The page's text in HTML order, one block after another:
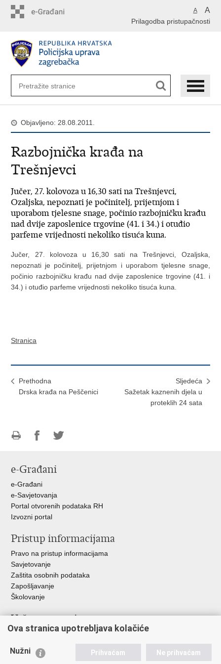
A A
Prilagodba pristupačnosti
Objavljeno: 28.08.2011.
Razbojnička krađa na
Trešnjevci
Jučer, 27. kolovoza u 16,30 sati na Trešnjevci,
Ozaljska, nepoznati je počinitelj, prijetnjom i
uporabom tjelesne snage, počinio razbojničku krađu
nad dvije zaposlenice trgovine (41. i 34.) i otuđio
parfeme vrijednosti nekoliko tisuća kuna.
Jučer, 27. kolovoza u 16,30 sati na Trešnjevci, Ozaljska,
nepoznati je počinitelj, prijetnjom i uporabom tjelesne snage,
počinio razbojničku krađu nad dvije zaposlenice trgovine (41. i
34.) i otuđio parfeme vrijednosti nekoliko tisuća kuna.
Stranica
Prethodna
Drska krađa na Peščenici
Sljedeća
Sažetak kaznenih djela u
proteklih 24 sata
FacebookuTwitteru
e-Građani
e-Građani
e-Savjetovanja
Portal otvorenih podataka RH
Izvozni portal
Pristup informacijama
Pravo na pristup informacijama
Savjetovanje
Zaštita osobnih podataka
Zapošljavanje
Školovanje
Važne poveznice
Ministarstvo unutarnjih poslova
Udruge
Ova stranica upotrebljava kolačiće
Nužni Prihvaćam Ne prihvaćam